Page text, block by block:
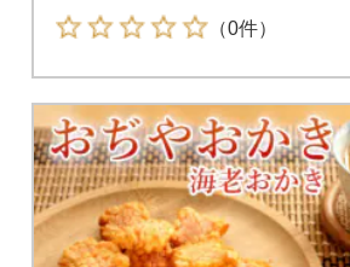
（0件）